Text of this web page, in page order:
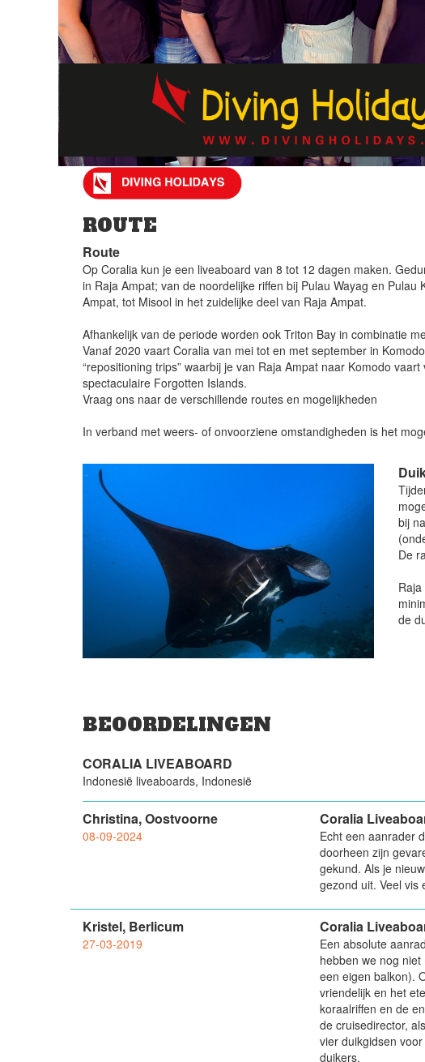
DIVE AND TRAVEL WORDT
We hebben onze krachten gebundeld met Diving Holidays en
ROUTE
Route
Op Coralia kun je een liveaboard van 8 tot 12 dagen maken.
in Raja Ampat; van de noordelijke riffen bij Pulau Wayag en
Ampat, tot Misool in het zuidelijke deel van Raja Ampat.
Afhankelijk van de periode worden ook Triton Bay in combinatie
Vanaf 2020 vaart Coralia van mei tot en met september in
“repositioning trips” waarbij je van Raja Ampat naar Komodo
spectaculaire Forgotten Islands.
Vraag ons naar de verschillende routes en mogelijkheden
In verband met weers- of onvoorziene omstandigheden is het
bij
De
de
BEOORDELINGEN
CORALIA LIVEABOARD
Indonesië liveaboards, Indonesië
Christina, Oostvoorne
08-09-2024
Coralia
Echt een aanrader
doorheen zijn
gekund. Als je
gezond uit. Veel vis
Kristel, Berlicum
27-03-2019
Coralia
Een absolute
hebben we nog
een eigen balkon).
vriendelijk en het
koraalriffen en de
de cruisedirector,
vier duikgidsen
duikers.